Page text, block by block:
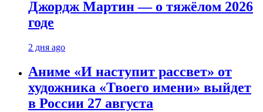
Джордж Мартин — о тяжёлом 2026
годе
2 дня ago
Аниме «И наступит рассвет» от
художника «Твоего имени» выйдет
в России 27 августа